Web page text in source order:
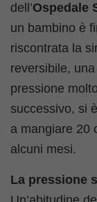
dell’Ospedale
un bambino è
riscontrata la
reversibile,
pressione
successivo, si
a mangiare 20
alcuni mesi.
La pressione